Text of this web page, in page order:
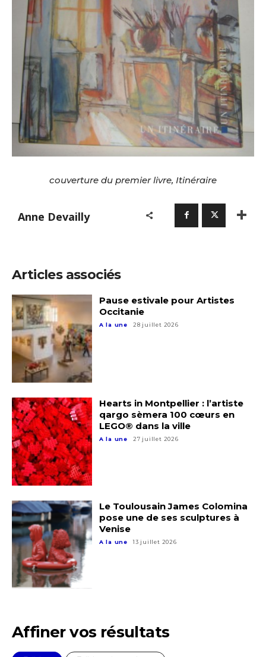
Nom
Prénom
Adresse email*
Nom
couverture du premier livre, Itinéraire
Anne Devailly
Articles associés
Pause estivale pour Artistes
Occitanie
A la une 28 juillet 2026
Hearts in Montpellier : l’artiste
qargo sèmera 100 cœurs en
LEGO® dans la ville
A la une 27 juillet 2026
Le Toulousain James Colomina
pose une de ses sculptures à
Venise
A la une 13 juillet 2026
Affiner vos résultats